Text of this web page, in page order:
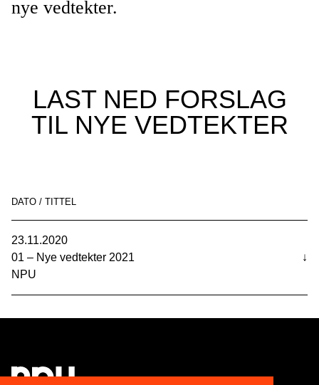
nye vedtekter.
LAST NED FORSLAG
TIL NYE VEDTEKTER
DATO / TITTEL
23.11.2020
01 – Nye vedtekter 2021
NPU
↓